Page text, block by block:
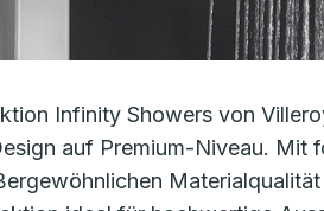
Infinity Showers von
auf Premium-Niveau. Mit